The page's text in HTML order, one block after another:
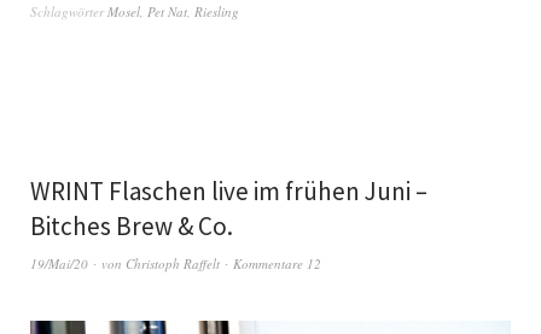
Schlagwörter Mosel Pet Nat Riesling
WRINT Flaschen live im frühen Juni –
Bitches Brew & Co.
19/Mai/20 von Christoph Raffelt Kommentare 12